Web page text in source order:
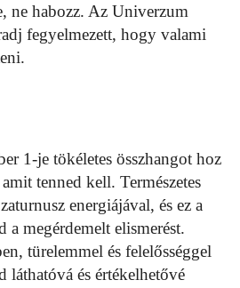
ne habozz. Az Univerzum
fegyelmezett, hogy valami
1-je tökéletes összhangot hoz
tenned kell. Természetes
energiájával, és ez a
a megérdemelt elismerést.
türelemmel és felelősséggel
láthatóvá és értékelhetővé